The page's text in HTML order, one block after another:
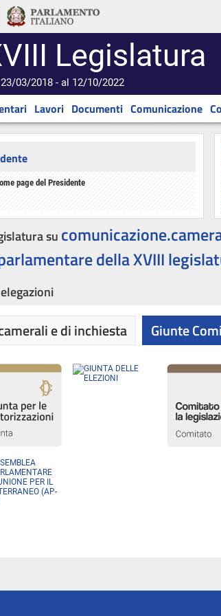
Legislatura
03/2018 - al 12/10/2022
Lavori Documenti Comunicazione
page del Presidente
su
della XVIII
e di inchiesta Giunte